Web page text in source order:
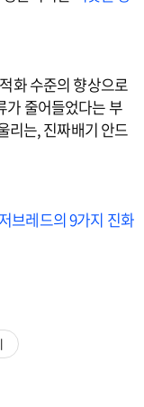
화 수준의 향상으로
가 줄어들었다는 부
리는, 진짜배기 안드